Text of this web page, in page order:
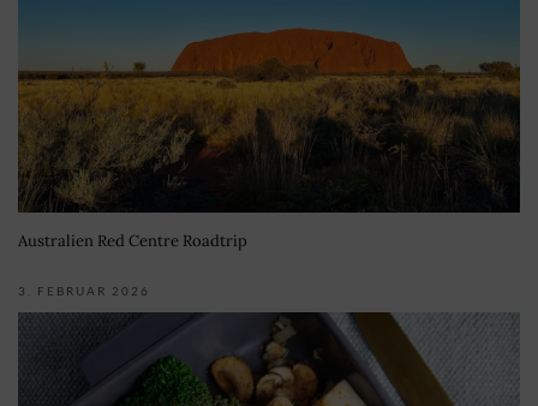
Australien Red Centre Roadtrip
3. FEBRUAR 2026